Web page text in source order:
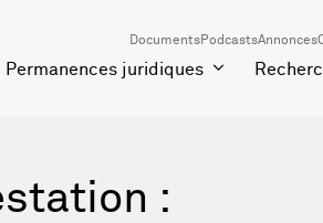
DocumentsPodcastsAnnonces
Permanences juridiques
: